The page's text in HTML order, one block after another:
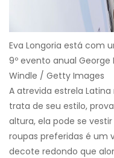
Eva Longoria está com
9º evento anual George
Windle / Getty Images
A atrevida estrela
trata de seu estilo,
altura, ela pode se
roupas preferidas é um
decote redondo que